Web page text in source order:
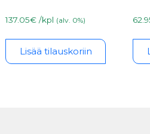
137.05€ /kpl (alv. 0%)
Lisää tilauskoriin